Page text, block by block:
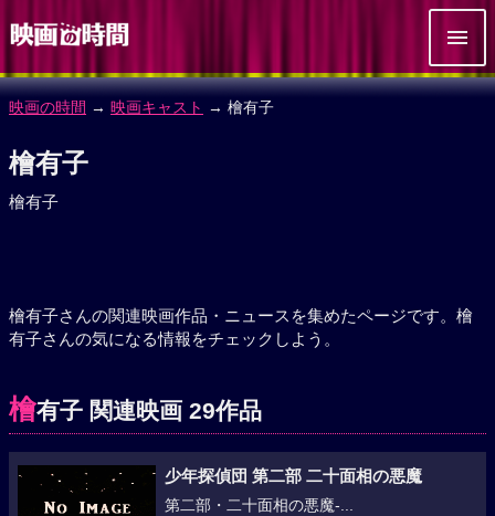
映画の時間 → 映画キャスト → 檜有子
檜有子
檜有子
檜有子さんの関連映画作品・ニュースを集めたページです。檜
有子さんの気になる情報をチェックしよう。
檜有子 関連映画 29作品
少年探偵団 第二部 二十面相の悪魔
第二部・二十面相の悪魔-...